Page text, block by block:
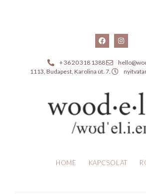
+ 36 20 318 1388
1113, Budapest, Karolina út. 7.
HOME KAPCSOLAT